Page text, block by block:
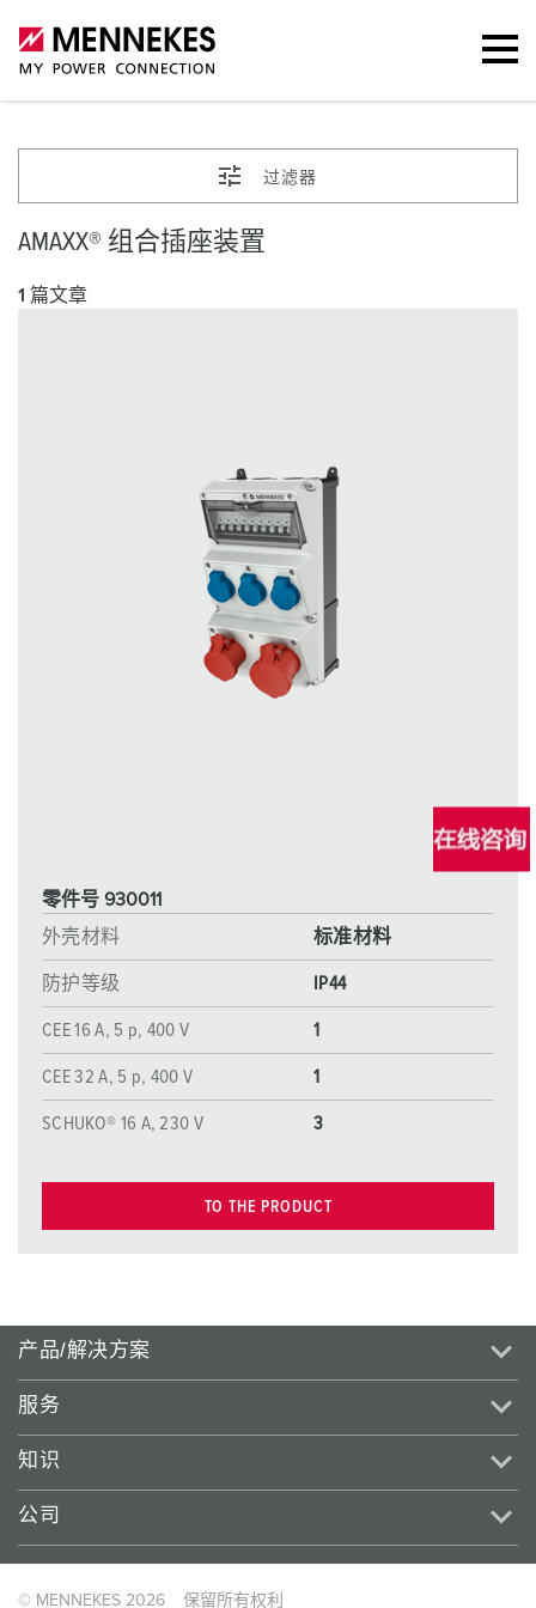
过滤器
AMAXX® 组合插座装置
1 篇文章
零件号 930011
外壳材料
标准材料
防护等级 IP44
CEE 16 A, 5 p, 400 V 1
CEE 32 A, 5 p, 400 V 1
SCHUKO® 16 A, 230 V 3
TO THE PRODUCT
产品/解决方案
服务
知识
公司
© MENNEKES 2026 保留所有权利